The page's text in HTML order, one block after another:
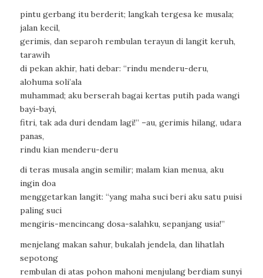
pintu gerbang itu berderit; langkah tergesa ke musala;
jalan kecil,
gerimis, dan separoh rembulan terayun di langit keruh,
tarawih
di pekan akhir, hati debar: “rindu menderu-deru,
alohuma soli’ala
muhammad; aku berserah bagai kertas putih pada wangi
bayi-bayi,
fitri, tak ada duri dendam lagi!” –au, gerimis hilang, udara
panas,
rindu kian menderu-deru
di teras musala angin semilir; malam kian menua, aku
ingin doa
menggetarkan langit: “yang maha suci beri aku satu puisi
paling suci
mengiris-mencincang dosa-salahku, sepanjang usia!”
menjelang makan sahur, bukalah jendela, dan lihatlah
sepotong
rembulan di atas pohon mahoni menjulang berdiam sunyi